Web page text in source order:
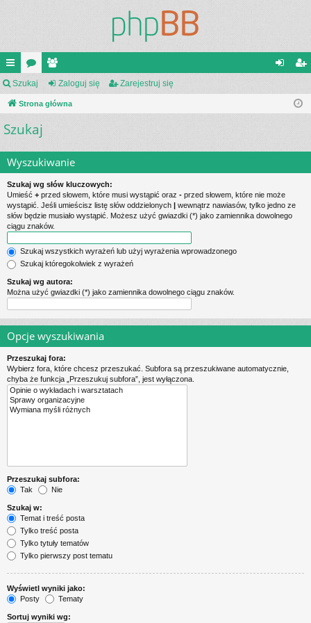
ię
ce
j
or
a
ży
tk
ni
cy
ej
Szukaj Zaloguj się Zarejestruj się
Strona główna
Szukaj
Wyszukiwanie
Szukaj wg słów kluczowych:
Umieść + przed słowem, które musi wystąpić oraz - przed słowem, które nie może
wystąpić. Jeśli umieścisz listę słów oddzielonych | wewnątrz nawiasów, tylko jedno ze
słów będzie musiało wystąpić. Możesz użyć gwiazdki (*) jako zamiennika dowolnego
ciągu znaków.
Szukaj wszystkich wyrażeń lub użyj wyrażenia wprowadzonego
Szukaj któregokolwiek z wyrażeń
Szukaj wg autora:
Można użyć gwiazdki (*) jako zamiennika dowolnego ciągu znaków.
Opcje wyszukiwania
Przeszukaj fora:
Wybierz fora, które chcesz przeszukać. Subfora są przeszukiwane automatycznie,
chyba że funkcja „Przeszukuj subfora”, jest wyłączona.
Przeszukaj subfora:
Tak
Nie
Szukaj w:
Temat i treść posta
Tylko treść posta
Tylko tytuły tematów
Tylko pierwszy post tematu
Wyświetl wyniki jako:
Posty
Tematy
Sortuj wyniki wg: